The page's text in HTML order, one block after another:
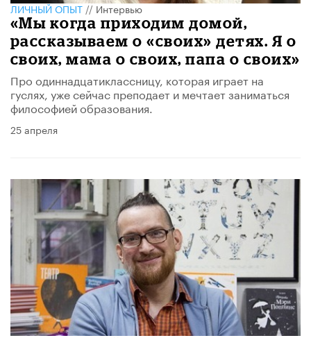
ЛИЧНЫЙ ОПЫТ//Интервью
«Мы когда приходим домой,
рассказываем о «своих» детях. Я о
своих, мама о своих, папа о своих»
Про одиннадцатиклассницу, которая играет на
гуслях, уже сейчас преподает и мечтает заниматься
философией образования.
25 апреля